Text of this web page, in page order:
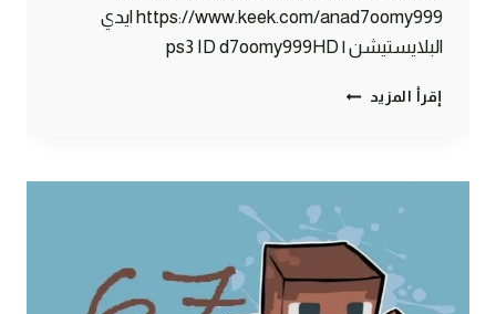
https://www.keek.com/anad7oomy999 ايدي
البلايستيشن | ps3 ID d7oomy999HD
إقرأ المزيد ماين
العار
#68
|
68#
MINECRAFT